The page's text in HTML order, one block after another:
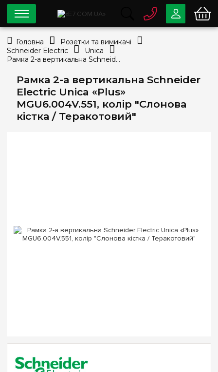
Рамка 2-а вертикальна Schneider
Electric Unica «Plus»
MGU6.004V.551, колір "Слонова
кістка / Теракотовий"
0 80033-63-07
info@e7.com.ua
334-79-78
Viber Telegram
Головна
Розетки та вимикачі
Schneider Electric
Unica
Рамка 2-а вертикальна Schneider Electric Unica «Plus» MGU6.004V.551, колір "Слонова кістка / Теракотовий"